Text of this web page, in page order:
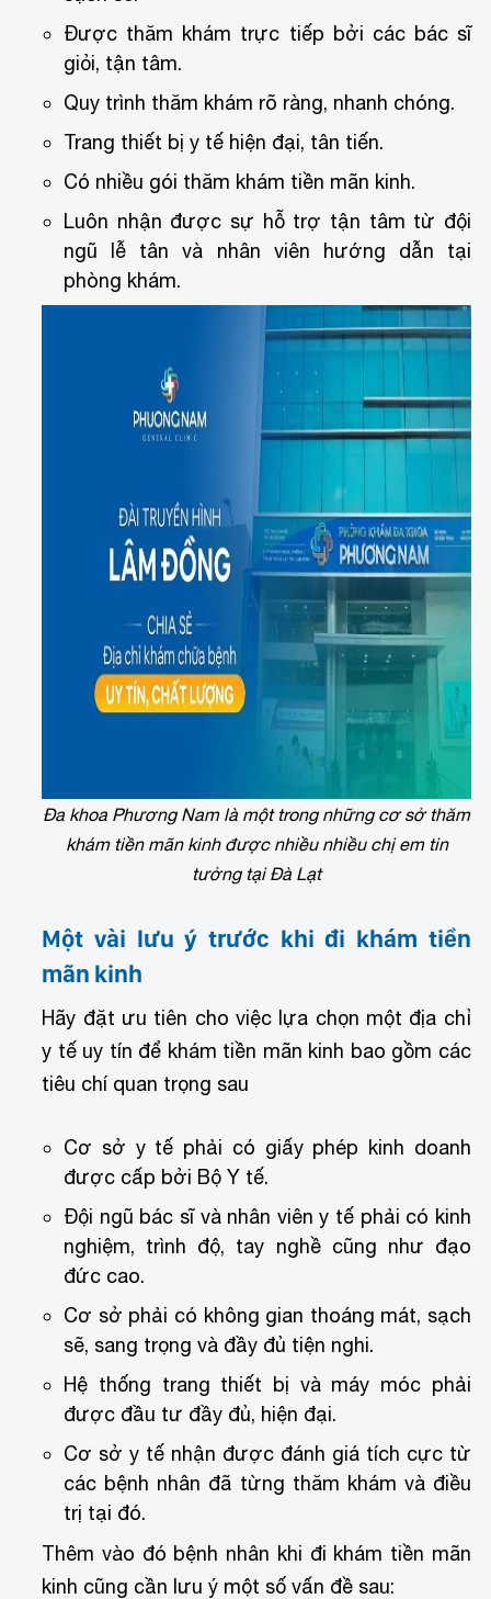
Được thăm khám trực tiếp bởi các bác sĩ
giỏi, tận tâm.
Quy trình thăm khám rõ ràng, nhanh chóng.
Trang thiết bị y tế hiện đại, tân tiến.
Có nhiều gói thăm khám tiền mãn kinh.
Luôn nhận được sự hỗ trợ tận tâm từ đội
ngũ lễ tân và nhân viên hướng dẫn tại
phòng khám.
Đa khoa Phương Nam là một trong những cơ sở thăm
khám tiền mãn kinh được nhiều nhiều chị em tin
tưởng tại Đà Lạt
Một vài lưu ý trước khi đi khám tiền
mãn kinh
Hãy đặt ưu tiên cho việc lựa chọn một địa chỉ
y tế uy tín để khám tiền mãn kinh bao gồm các
tiêu chí quan trọng sau
Cơ sở y tế phải có giấy phép kinh doanh
được cấp bởi Bộ Y tế.
Đội ngũ bác sĩ và nhân viên y tế phải có kinh
nghiệm, trình độ, tay nghề cũng như đạo
đức cao.
Cơ sở phải có không gian thoáng mát, sạch
sẽ, sang trọng và đầy đủ tiện nghi.
Hệ thống trang thiết bị và máy móc phải
được đầu tư đầy đủ, hiện đại.
Cơ sở y tế nhận được đánh giá tích cực từ
các bệnh nhân đã từng thăm khám và điều
trị tại đó.
Thêm vào đó bệnh nhân khi đi khám tiền mãn
kinh cũng cần lưu ý một số vấn đề sau: